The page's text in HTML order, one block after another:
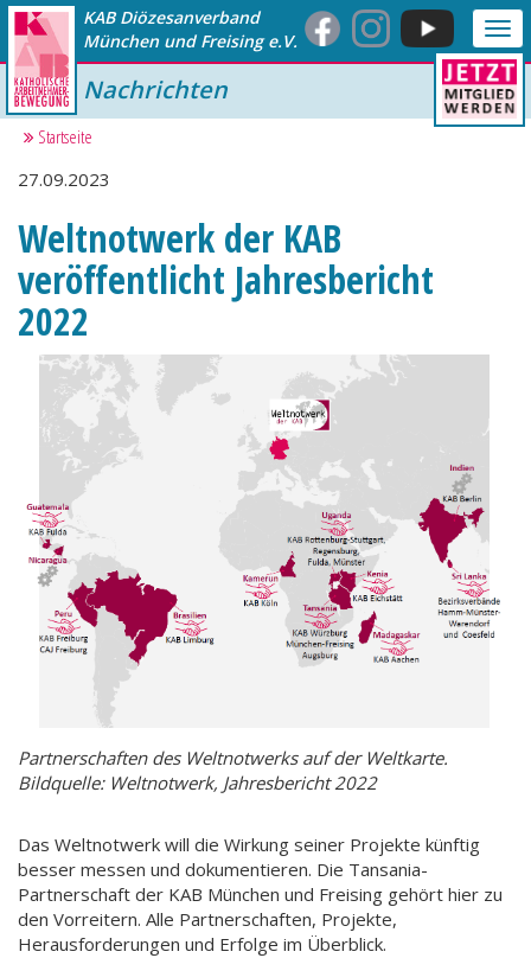
KAB Diözesanverband
München und Freising e.V.
Nachrichten
Startseite
27.09.2023
Weltnotwerk der KAB
veröffentlicht Jahresbericht
2022
Partnerschaften des Weltnotwerks auf der Weltkarte.
Bildquelle: Weltnotwerk, Jahresbericht 2022
Das Weltnotwerk will die Wirkung seiner Projekte künftig
besser messen und dokumentieren. Die Tansania-
Partnerschaft der KAB München und Freising gehört hier zu
den Vorreitern. Alle Partnerschaften, Projekte,
Herausforderungen und Erfolge im Überblick.